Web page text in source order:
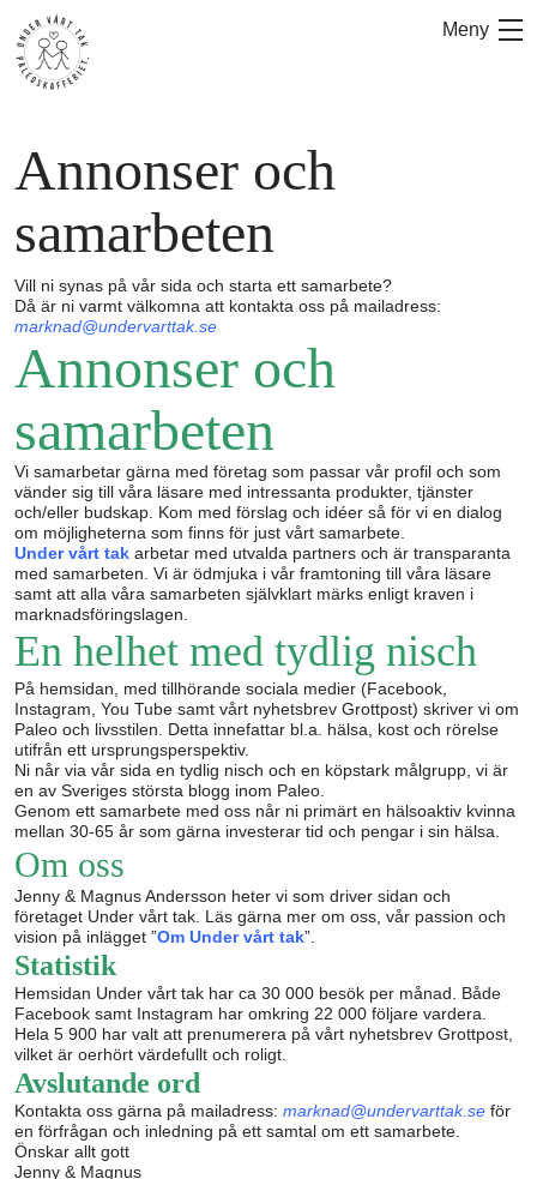
innehåll
Meny
Annonser och
samarbeten
Vill ni synas på vår sida och starta ett samarbete?
Då är ni varmt välkomna att kontakta oss på mailadress:
marknad@undervarttak.se
Annonser och
samarbeten
Vi samarbetar gärna med företag som passar vår profil och som
vänder sig till våra läsare med intressanta produkter, tjänster
och/eller budskap. Kom med förslag och idéer så för vi en dialog
om möjligheterna som finns för just vårt samarbete.
Under vårt tak arbetar med utvalda partners och är transparanta
med samarbeten. Vi är ödmjuka i vår framtoning till våra läsare
samt att alla våra samarbeten självklart märks enligt kraven i
marknadsföringslagen.
En helhet med tydlig nisch
På hemsidan, med tillhörande sociala medier (Facebook,
Instagram, You Tube samt vårt nyhetsbrev Grottpost) skriver vi om
Paleo och livsstilen. Detta innefattar bl.a. hälsa, kost och rörelse
utifrån ett ursprungsperspektiv.
Ni når via vår sida en tydlig nisch och en köpstark målgrupp, vi är
en av Sveriges största blogg inom Paleo.
Genom ett samarbete med oss når ni primärt en hälsoaktiv kvinna
mellan 30-65 år som gärna investerar tid och pengar i sin hälsa.
Om oss
Jenny & Magnus Andersson heter vi som driver sidan och
företaget Under vårt tak. Läs gärna mer om oss, vår passion och
vision på inlägget ”Om Under vårt tak”.
Statistik
Hemsidan Under vårt tak har ca 30 000 besök per månad. Både
Facebook samt Instagram har omkring 22 000 följare vardera.
Hela 5 900 har valt att prenumerera på vårt nyhetsbrev Grottpost,
vilket är oerhört värdefullt och roligt.
Avslutande ord
Kontakta oss gärna på mailadress: marknad@undervarttak.se för
en förfrågan och inledning på ett samtal om ett samarbete.
Önskar allt gott
Jenny & Magnus